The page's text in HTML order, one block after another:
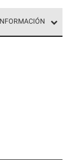
de techos
estrictos